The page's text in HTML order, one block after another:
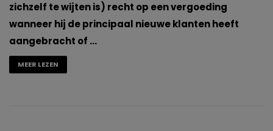
zichzelf te wijten is) recht op een vergoeding
wanneer hij de principaal nieuwe klanten heeft
aangebracht of …
MEER LEZEN